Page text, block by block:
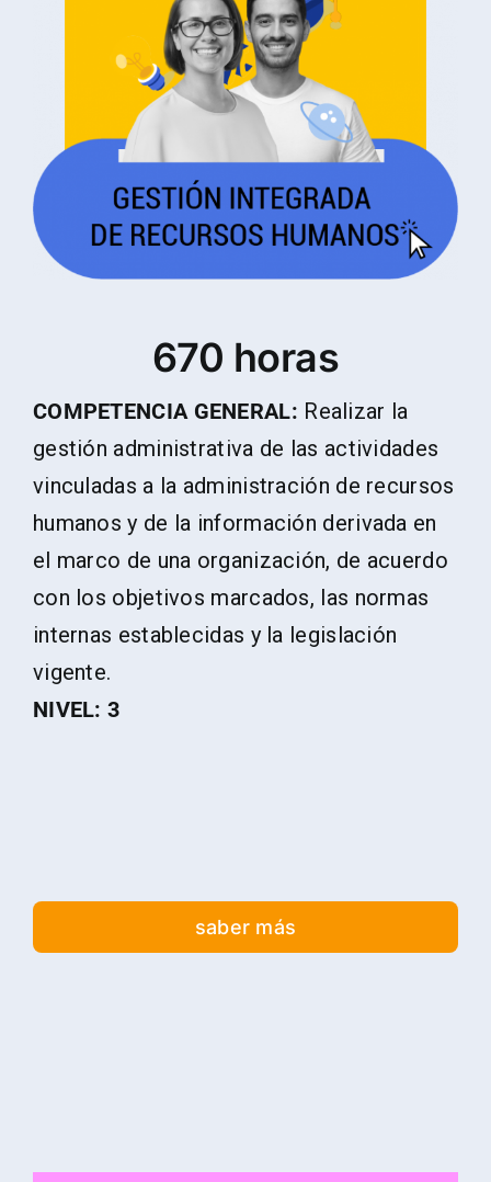
670 horas
COMPETENCIA GENERAL: Realizar la
gestión administrativa de las actividades
vinculadas a la administración de recursos
humanos y de la información derivada en
el marco de una organización, de acuerdo
con los objetivos marcados, las normas
internas establecidas y la legislación
vigente.
NIVEL: 3
saber más